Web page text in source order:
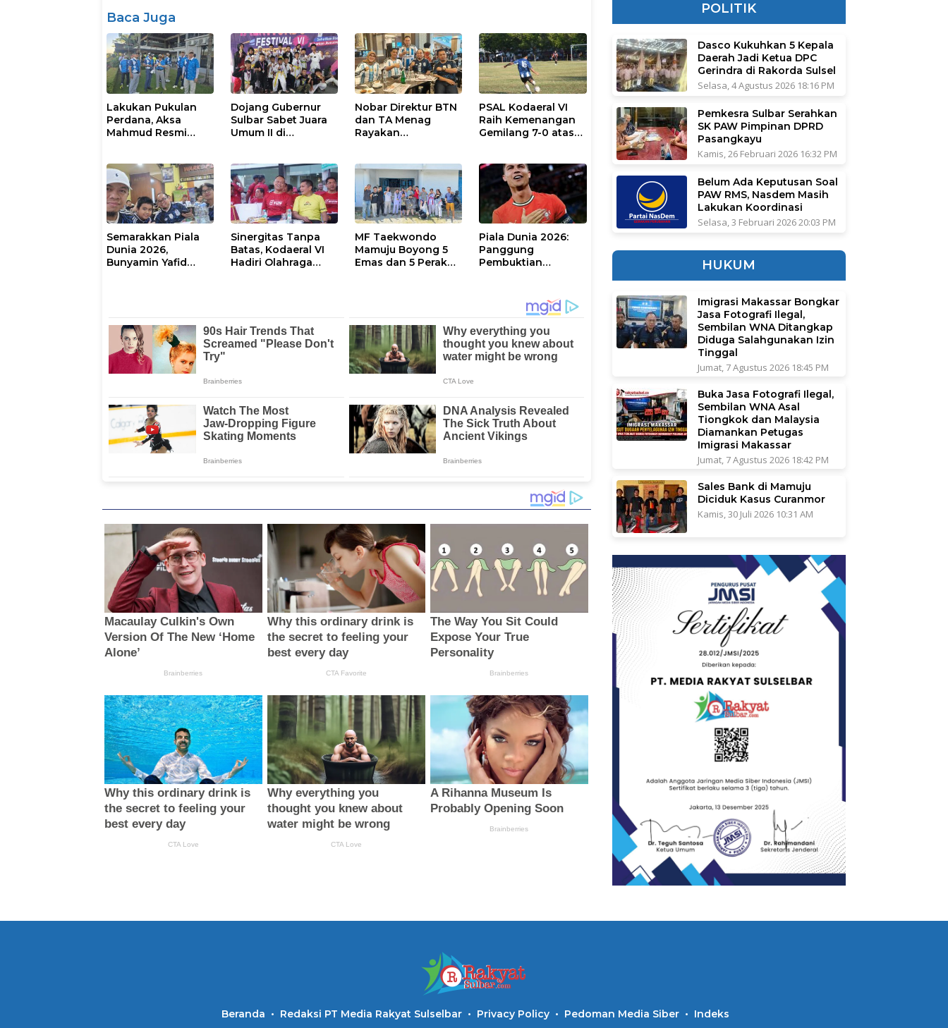
Baca Juga
Lakukan Pukulan
Perdana, Aksa
Mahmud Resmi
APINDO XXXV
Dojang Gubernur
Sulbar Sabet Juara
Umum II di
VI 2026
Nobar Direktur BTN
dan TA Menag
Rayakan
di Semifinal 2026
Menanti
PSAL Kodaeral VI
Raih Kemenangan
Gemilang 7-0 atas
Cup Makassar 2026
Semarakkan Piala
Dunia 2026,
Bunyamin Yafid
Sinergitas Tanpa
Batas, Kodaeral VI
Hadiri Olahraga
MF Taekwondo
Mamuju Boyong 5
Emas dan 5 Perak
Piala Dunia 2026:
Panggung
Pembuktian
Kongo DR
POLITIK
Dasco Kukuhkan 5 Kepala
Daerah Jadi Ketua DPC
Gerindra di Rakorda Sulsel
Selasa, 4 Agustus 2026 18:16 PM
Pemkesra Sulbar Serahkan
SK PAW Pimpinan DPRD
Pasangkayu
Kamis, 26 Februari 2026 16:32 PM
Belum Ada Keputusan Soal
PAW RMS, Nasdem Masih
Lakukan Koordinasi
Selasa, 3 Februari 2026 20:03 PM
HUKUM
Imigrasi Makassar Bongkar
Jasa Fotografi Ilegal,
Sembilan WNA Ditangkap
Diduga Salahgunakan Izin
Tinggal
Jumat, 7 Agustus 2026 18:45 PM
Buka Jasa Fotografi Ilegal,
Sembilan WNA Asal
Tiongkok dan Malaysia
Diamankan Petugas
Imigrasi Makassar
Jumat, 7 Agustus 2026 18:42 PM
Sales Bank di Mamuju
Diciduk Kasus Curanmor
Kamis, 30 Juli 2026 10:31 AM
Beranda Redaksi PT Media Rakyat Sulselbar Privacy Policy Pedoman Media Siber Indeks